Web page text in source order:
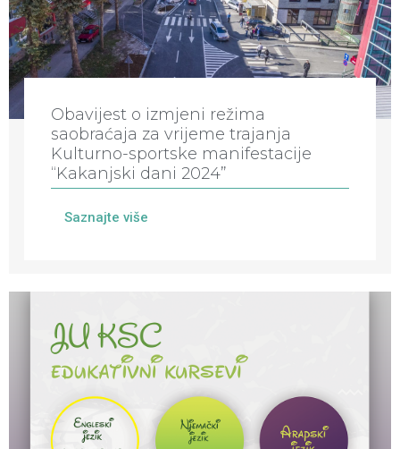
Obavijest o izmjeni režima
saobraćaja za vrijeme trajanja
Kulturno-sportske manifestacije
“Kakanjski dani 2024”
Saznajte više